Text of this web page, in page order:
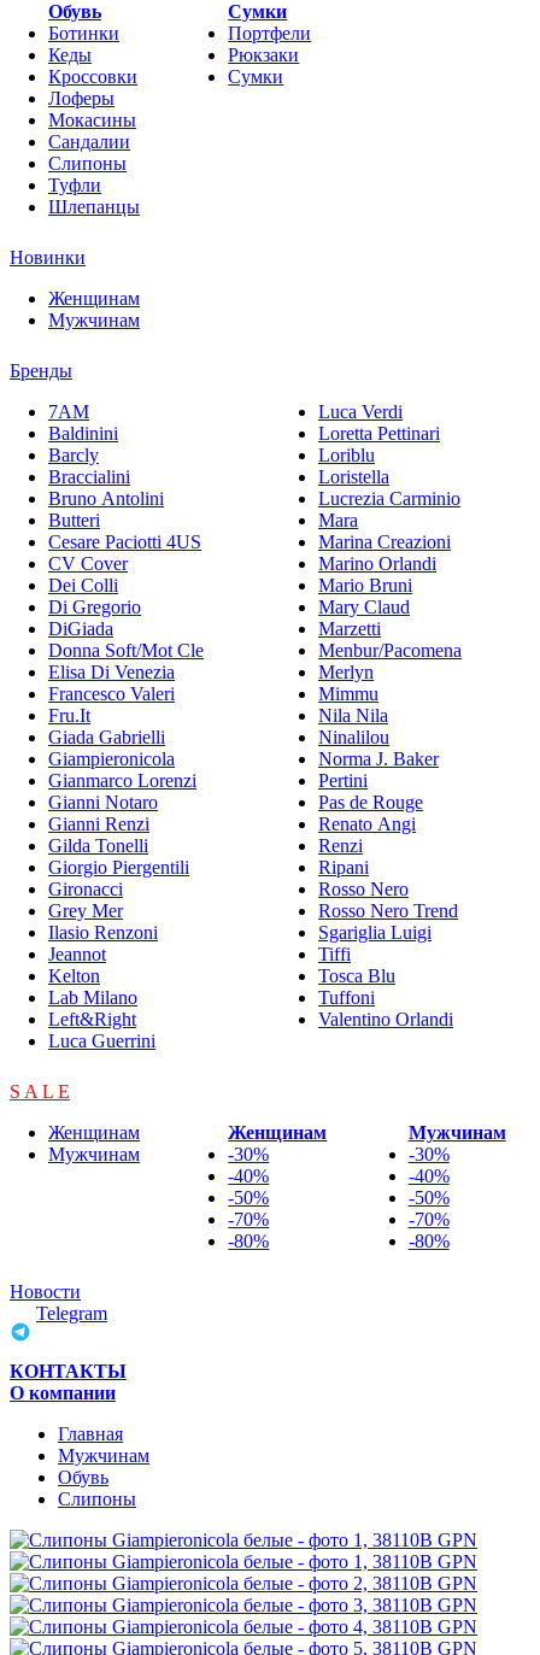
Обувь
Ботинки
Кеды
Кроссовки
Лоферы
Мокасины
Сандалии
Слипоны
Туфли
Шлепанцы
Сумки
Портфели
Рюкзаки
Сумки
Новинки
Женщинам
Мужчинам
Бренды
7AM
Baldinini
Barcly
Braccialini
Bruno Antolini
Butteri
Cesare Paciotti 4US
CV Cover
Dei Colli
Di Gregorio
DiGiada
Donna Soft/Mot Cle
Elisa Di Venezia
Francesco Valeri
Fru.It
Giada Gabrielli
Giampieronicola
Gianmarco Lorenzi
Gianni Notaro
Gianni Renzi
Gilda Tonelli
Giorgio Piergentili
Gironacci
Grey Mer
Ilasio Renzoni
Jeannot
Kelton
Lab Milano
Left&Right
Luca Guerrini
Luca Verdi
Loretta Pettinari
Loriblu
Loristella
Lucrezia Carminio
Mara
Marina Creazioni
Marino Orlandi
Mario Bruni
Mary Claud
Marzetti
Menbur/Pacomena
Merlyn
Mimmu
Nila Nila
Ninalilou
Norma J. Baker
Pertini
Pas de Rouge
Renato Angi
Renzi
Ripani
Rosso Nero
Rosso Nero Trend
Sgariglia Luigi
Tiffi
Tosca Blu
Tuffoni
Valentino Orlandi
S A L E
Женщинам
Мужчинам
Женщинам
-30%
-40%
-50%
-70%
-80%
Мужчинам
-30%
-40%
-50%
-70%
-80%
Новости
Telegram
КОНТАКТЫ
О компании
Главная
Мужчинам
Обувь
Слипоны